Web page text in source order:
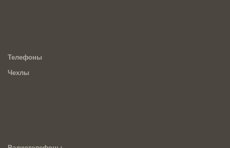
Телефоны
Чехлы